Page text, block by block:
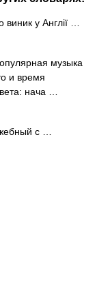
у Англії …
музыка
и время
нача …
с …